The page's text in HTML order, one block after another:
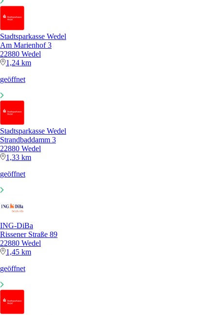
Stadtsparkasse Wedel
Am Marienhof 3
22880 Wedel
1,24 km
geöffnet
Stadtsparkasse Wedel
Strandbaddamm 3
22880 Wedel
1,33 km
geöffnet
ING-DiBa
Rissener Straße 89
22880 Wedel
1,45 km
geöffnet